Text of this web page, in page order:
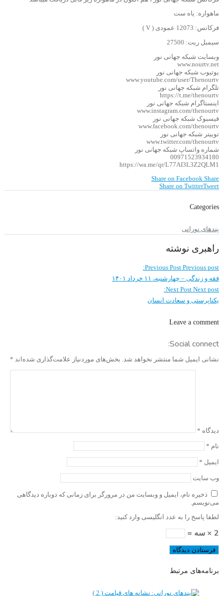
ماهواره: یاه ست
فرکانس: 12073 عمودی ( V )
سیمبل ریت: 27500
وبسایت شبکه جهانی نور
www.nourtv.net
یوتیوب شبکه جهانی نور
www.youtube.com/user/Thenourtv
تلگرام شبکه جهانی نور
https://t.me/thenourtv
اینستاگرام شبکه جهانی نور
www.instagram.com/thenourtv
فیسبوک شبکه جهانی نور
www.facebook.com/thenourtv
توییتر شبکه جهانی نور
www.twitter.com/thenourtv
شماره واتساپ شبکه جهانی نور
00971523934180
https://wa.me/qr/L77AI3L3Z2QLM1
Share on Facebook Share
Share on TwitterTweet
Categories
پندهای نورانی
راهبری نوشته
Previous Post Previous post:
فقه و زندگی – چهارشنبه، ۱۱ خرداد ۱۴۰۱
Next Post Next post:
یکتاپرستی و سعادت انسان
Leave a comment
Social connect:
نشانی ایمیل شما منتشر نخواهد شد. بخش‌های موردنیاز علامت‌گذاری شده‌اند *
دیدگاه *
نام *
ایمیل *
وب‌ سایت
ذخیره نام، ایمیل و وبسایت من در مرورگر برای زمانی که دوباره دیدگاهی
می‌نویسم.
لطفا پاسخ را به عدد انگلیسی وارد کنید:
2 × سه =
برنامه‌های مرتبط